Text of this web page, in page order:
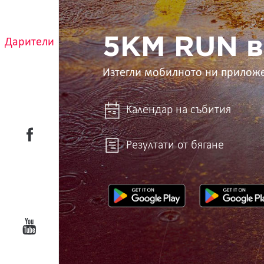
Дарители
в
ръцете
ти
5KM RUN
Изтегли мобилното ни
Календар на събития
Резултати от бягане